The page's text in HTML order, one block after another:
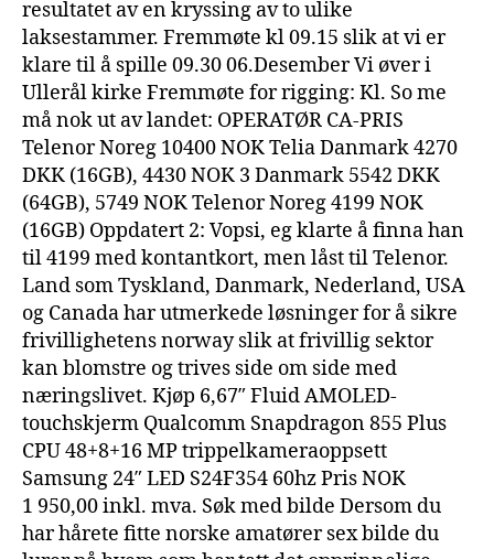
resultatet av en kryssing av to ulike
laksestammer. Fremmøte kl 09.15 slik at vi er
klare til å spille 09.30 06.Desember Vi øver i
Ullerål kirke Fremmøte for rigging: Kl. So me
må nok ut av landet: OPERATØR CA-PRIS
Telenor Noreg 10400 NOK Telia Danmark 4270
DKK (16GB), 4430 NOK 3 Danmark 5542 DKK
(64GB), 5749 NOK Telenor Noreg 4199 NOK
(16GB) Oppdatert 2: Vopsi, eg klarte å finna han
til 4199 med kontantkort, men låst til Telenor.
Land som Tyskland, Danmark, Nederland, USA
og Canada har utmerkede løsninger for å sikre
frivillighetens norway slik at frivillig sektor
kan blomstre og trives side om side med
næringslivet. Kjøp 6,67″ Fluid AMOLED-
touchskjerm Qualcomm Snapdragon 855 Plus
CPU 48+8+16 MP trippelkameraoppsett
Samsung 24″ LED S24F354 60hz Pris NOK
1 950,00 inkl. mva. Søk med bilde Dersom du
har hårete fitte norske amatører sex bilde du